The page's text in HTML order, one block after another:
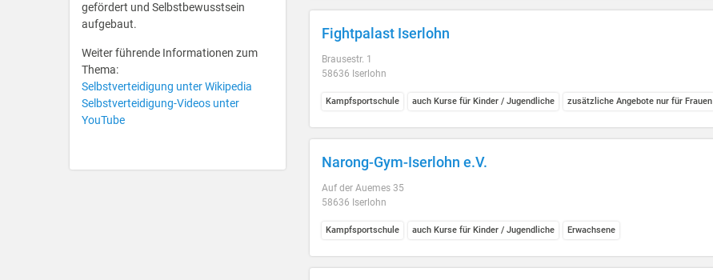
gefördert und Selbstbewusstsein
aufgebaut.
Weiter führende Informationen zum
Thema:
Selbstverteidigung unter Wikipedia
Selbstverteidigung-Videos unter
YouTube
Fightpalast Iserlohn
Brausestr. 1
58636 Iserlohn
Kampfsportschule auch Kurse für Kinder / Jugendliche zusätzliche Angebote nur für Frauen
Narong-Gym-Iserlohn e.V.
Auf der Auemes 35
58636 Iserlohn
Kampfsportschule auch Kurse für Kinder / Jugendliche Erwachsene